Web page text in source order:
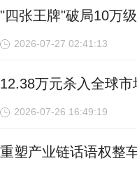
"四张王牌"破局10万
2026-07-27 02:41:13
12.38万元杀入全球
2026-07-26 16:49:19
重塑产业链话语权整